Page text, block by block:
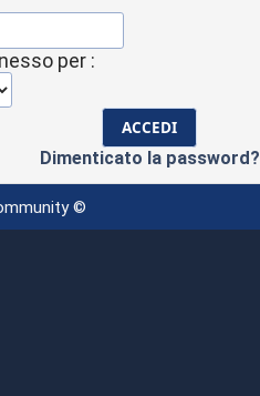
per :
Dimenticato la password?
©